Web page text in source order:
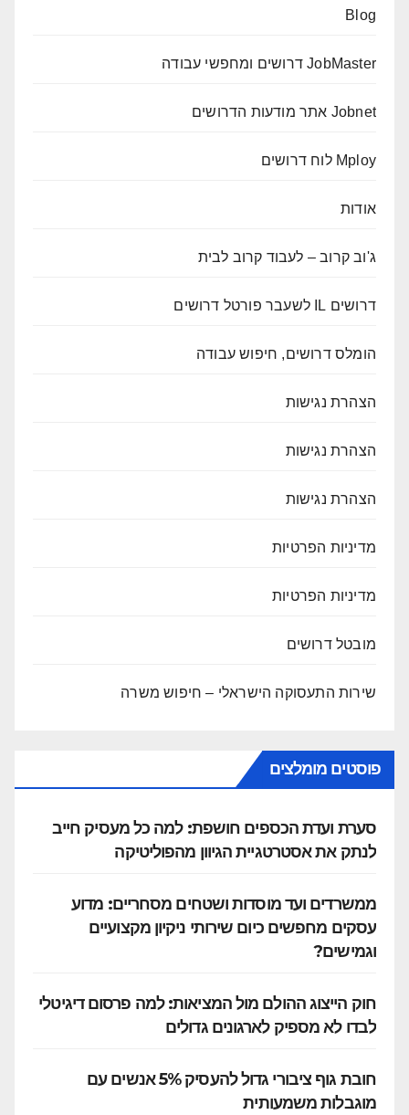
Blog
JobMaster דרושים ומחפשי עבודה
Jobnet אתר מודעות הדרושים
Mploy לוח דרושים
אודות
ג'וב קרוב – לעבוד קרוב לבית
דרושים IL לשעבר פורטל דרושים
הומלס דרושים, חיפוש עבודה
הצהרת נגישות
הצהרת נגישות
הצהרת נגישות
מדיניות הפרטיות
מדיניות הפרטיות
מובטל דרושים
שירות התעסוקה הישראלי – חיפוש משרה
פוסטים מומלצים
סערת ועדת הכספים חושפת: למה כל מעסיק חייב
לנתק את אסטרטגיית הגיוון מהפוליטיקה
ממשרדים ועד מוסדות ושטחים מסחריים: מדוע
עסקים מחפשים כיום שירותי ניקיון מקצועיים
וגמישים?
חוק הייצוג ההולם מול המציאות: למה פרסום דיגיטלי
לבדו לא מספיק לארגונים גדולים
חובת גוף ציבורי גדול להעסיק 5% אנשים עם
מוגבלות משמעותית